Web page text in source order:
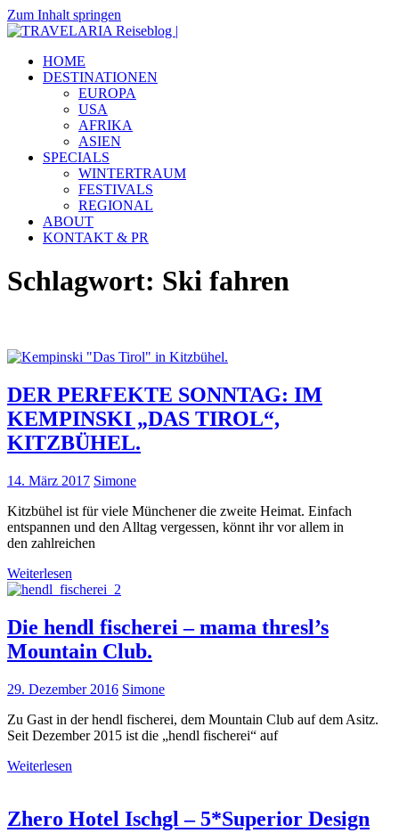
Zum Inhalt springen
TRAVELARIA
Reiseblog
Dein
Reiseblog
Reiseberichten
Insidertipps
Destinationen.
HOME
DESTINATIONEN
EUROPA
USA
AFRIKA
ASIEN
SPECIALS
WINTERTRAUM
FESTIVALS
REGIONAL
ABOUT
KONTAKT & PR
Schlagwort: Ski fahren
DER PERFEKTE SONNTAG: IM
KEMPINSKI „DAS TIROL“,
KITZBÜHEL.
14. März 2017 Simone
Kitzbühel ist für viele Münchener die zweite Heimat. Einfach
entspannen und den Alltag vergessen, könnt ihr vor allem in
den zahlreichen
Weiterlesen
Die hendl fischerei – mama thresl’s
Mountain Club.
29. Dezember 2016 Simone
Zu Gast in der hendl fischerei, dem Mountain Club auf dem Asitz.
Seit Dezember 2015 ist die „hendl fischerei“ auf
Weiterlesen
Zhero Hotel Ischgl – 5*Superior Design